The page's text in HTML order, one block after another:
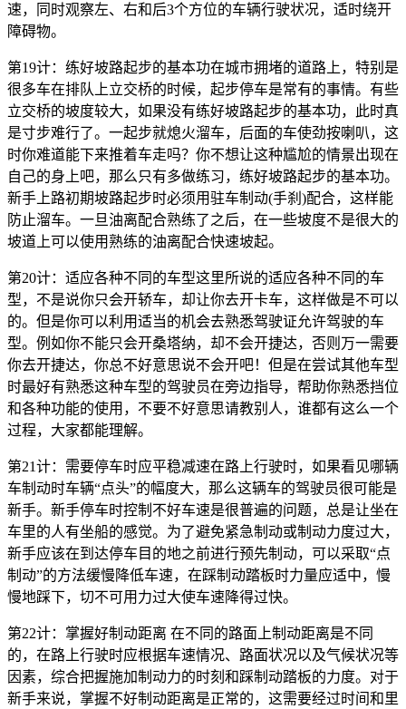
速，同时观察左、右和后3个方位的车辆行驶状况，适时绕开
障碍物。
第19计：练好坡路起步的基本功在城市拥堵的道路上，特别是
很多车在排队上立交桥的时候，起步停车是常有的事情。有些
立交桥的坡度较大，如果没有练好坡路起步的基本功，此时真
是寸步难行了。一起步就熄火溜车，后面的车使劲按喇叭，这
时你难道能下来推着车走吗？你不想让这种尴尬的情景出现在
自己的身上吧，那么只有多做练习，练好坡路起步的基本功。
新手上路初期坡路起步时必须用驻车制动(手刹)配合，这样能
防止溜车。一旦油离配合熟练了之后，在一些坡度不是很大的
坡道上可以使用熟练的油离配合快速坡起。
第20计：适应各种不同的车型这里所说的适应各种不同的车
型，不是说你只会开轿车，却让你去开卡车，这样做是不可以
的。但是你可以利用适当的机会去熟悉驾驶证允许驾驶的车
型。例如你不能只会开桑塔纳，却不会开捷达，否则万一需要
你去开捷达，你总不好意思说不会开吧！但是在尝试其他车型
时最好有熟悉这种车型的驾驶员在旁边指导，帮助你熟悉挡位
和各种功能的使用，不要不好意思请教别人，谁都有这么一个
过程，大家都能理解。
第21计：需要停车时应平稳减速在路上行驶时，如果看见哪辆
车制动时车辆“点头”的幅度大，那么这辆车的驾驶员很可能是
新手。新手停车时控制不好车速是很普遍的问题，总是让坐在
车里的人有坐船的感觉。为了避免紧急制动或制动力度过大，
新手应该在到达停车目的地之前进行预先制动，可以采取“点
制动”的方法缓慢降低车速，在踩制动踏板时力量应适中，慢
慢地踩下，切不可用力过大使车速降得过快。
第22计：掌握好制动距离 在不同的路面上制动距离是不同
的，在路上行驶时应根据车速情况、路面状况以及气候状况等
因素，综合把握施加制动力的时刻和踩制动踏板的力度。对于
新手来说，掌握不好制动距离是正常的，这需要经过时间和里